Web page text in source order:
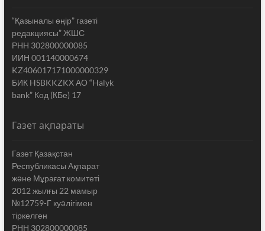
“Қазыналы өңір” газеті
редакциясы” ЖШС
РНН 302800000085
ИИН 001140000674
KZ406017171000000329
БИК HSBKKZKX АО “Halyk
bank” Код (КБе) 17
Газет ақпараты
Газет Қазақстан
Республикасы Ақпарат
жəне Мұрағат комитеті
2012 жылғы 22 мамыр
№12759-Г куəлігімен
тіркелген
РНН 302800000085